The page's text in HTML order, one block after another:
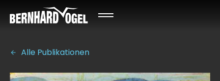
Alle Publikationen